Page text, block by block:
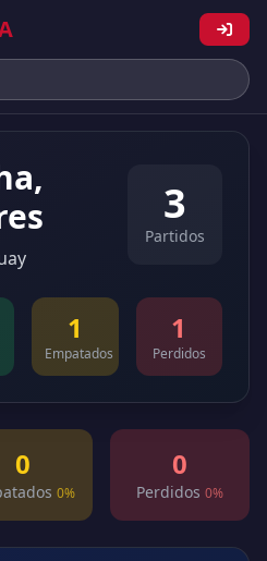
3
Partidos
1
Empatados
1
Perdidos
0
0%
0
Perdidos 0%